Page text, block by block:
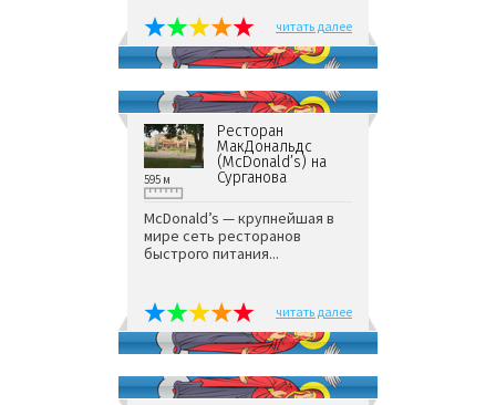
читать далее
Ресторан
МакДональдс
(McDonald’s) на
Сурганова
595 м
McDonald’s — крупнейшая в
мире сеть ресторанов
быстрого питания...
читать далее